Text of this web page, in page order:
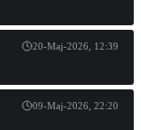
20-Maj-2026, 12:39
09-Maj-2026, 22:20